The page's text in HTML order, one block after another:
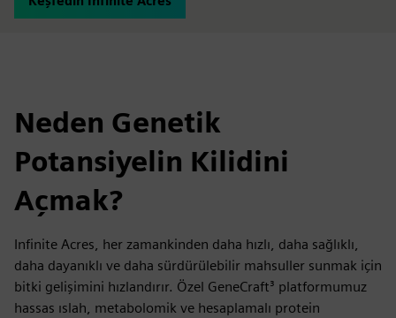
Neden Genetik
Potansiyelin Kilidini
Açmak?
Infinite Acres, her zamankinden daha hızlı, daha sağlıklı,
daha dayanıklı ve daha sürdürülebilir mahsuller sunmak için
bitki gelişimini hızlandırır. Özel GeneCraft³ platformumuz
hassas ıslah, metabolomik ve hesaplamalı protein